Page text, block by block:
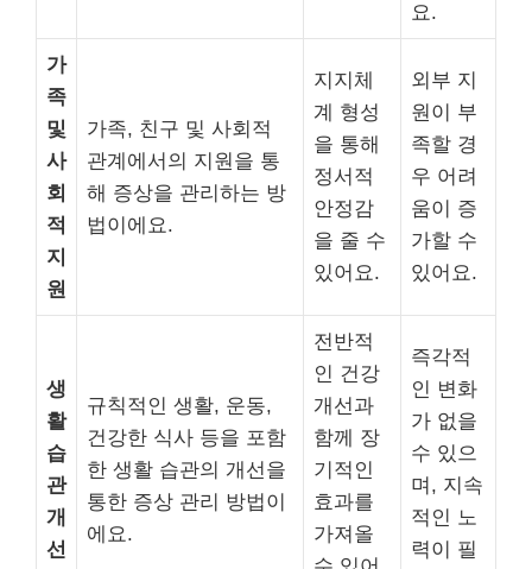
요.
가
족
및
사
회
적
지
원
가족, 친구 및 사회적
관계에서의 지원을 통
해 증상을 관리하는 방
법이에요.
지지체
계 형성
을 통해
정서적
안정감
을 줄 수
있어요.
외부 지
원이 부
족할 경
우 어려
움이 증
가할 수
있어요.
생
활
습
관
개
선
규칙적인 생활, 운동,
건강한 식사 등을 포함
한 생활 습관의 개선을
통한 증상 관리 방법이
에요.
전반적
인 건강
개선과
함께 장
기적인
효과를
가져올
즉각적
인 변화
가 없을
수 있으
며, 지속
적인 노
력이 필